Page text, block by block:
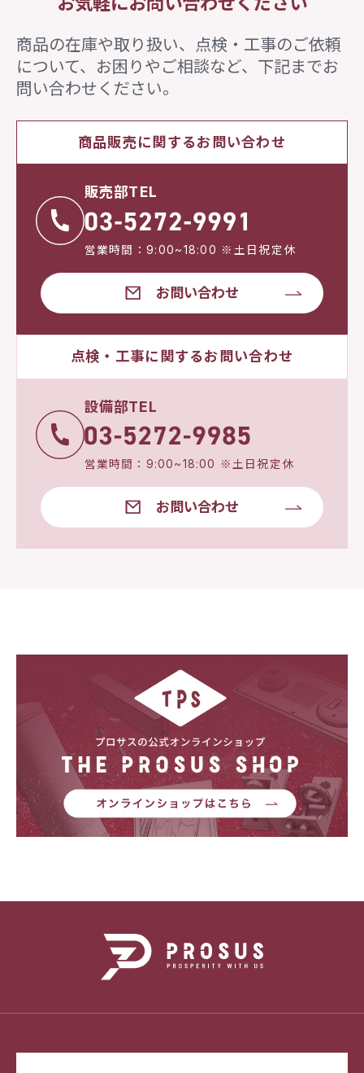
商品の在庫や取り扱い、点検・工事のご依頼
について、 お困りやご相談など、下記までお
問い合わせください。
商品販売に関するお問い合わせ
販売部TEL
営業時間：9:00~18:00 ※土日祝定休
お問い合わせ
点検・工事に関するお問い合わせ
設備部TEL
営業時間：9:00~18:00 ※土日祝定休
お問い合わせ